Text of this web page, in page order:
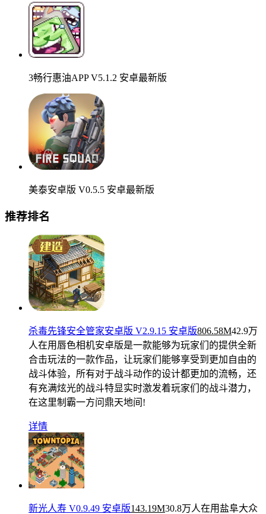
3畅行惠油APP V5.1.2 安卓最新版
美泰安卓版 V0.5.5 安卓最新版
推荐排名
杀毒先锋安全管家安卓版 V2.9.15 安卓版806.58M42.9万
人在用 唇色相机安卓版是一款能够为玩家们的提供全新
合击玩法的一款作品，让玩家们能够享受到更加自由的
战斗体验，所有对于战斗动作的设计都更加的流畅，还
有充满炫光的战斗特显实时激发着玩家们的战斗潜力，
在这里制霸一方问鼎天地间!
详情
新光人寿 V0.9.49 安卓版143.19M30.8万人在用 盐阜大众